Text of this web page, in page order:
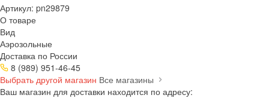
Артикул: pn29879
О товаре
Вид
Аэрозольные
Доставка по России
8 (989) 951-46-45
Выбрать другой магазин Все магазины
Ваш магазин для доставки находится по адресу: